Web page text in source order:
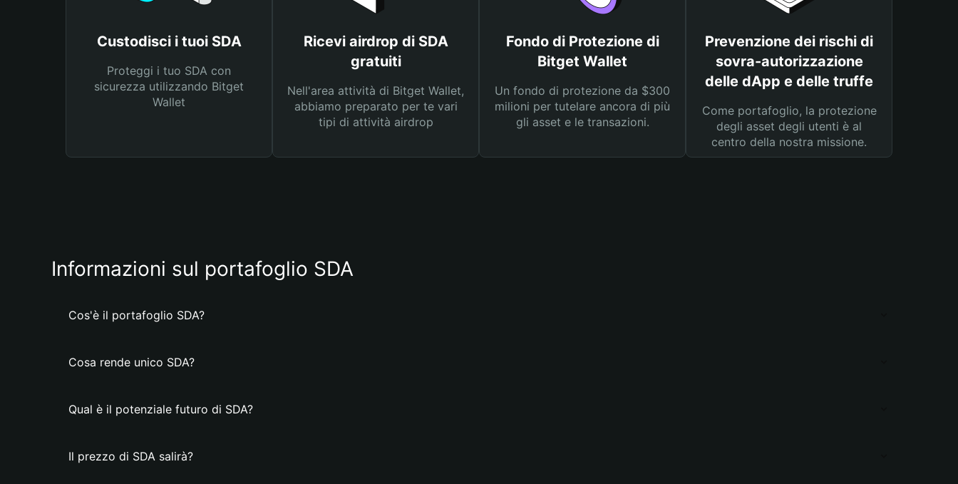
Custodisci i tuoi SDA
Proteggi i tuo SDA con
sicurezza utilizzando Bitget
Wallet
Ricevi airdrop di SDA
gratuiti
Nell'area attività di Bitget Wallet,
abbiamo preparato per te vari
tipi di attività airdrop
Fondo di Protezione di
Bitget Wallet
Un fondo di protezione da $300
milioni per tutelare ancora di più
gli asset e le transazioni.
Prevenzione dei rischi di
sovra-autorizzazione
delle dApp e delle truffe
Come portafoglio, la protezione
degli asset degli utenti è al
centro della nostra missione.
Informazioni sul portafoglio SDA
Cos'è il portafoglio SDA?
Cosa rende unico SDA?
Qual è il potenziale futuro di SDA?
Il prezzo di SDA salirà?